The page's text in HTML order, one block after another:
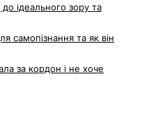
ідеального зору та
самопізнання та як він
за кордон і не хоче